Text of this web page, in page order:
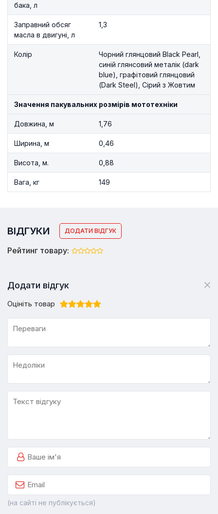
бака, л
Заправний обсяг
масла в двигуні, л
1,3
Колір
Чорний глянцовий Black Pearl,
синій глянсовий металік (dark
blue), графітовий глянцовий
(Dark Steel), Сірий з Жовтим
Значення пакувальних розмірів мототехніки
Довжина, м 1,76
Ширина, м 0,46
Висота, м. 0,88
Вага, кг 149
ВІДГУКИ ДОДАТИ ВІДГУК
Рейтинг товару:
Додати відгук
Оцініть товар
(на сайті не публікується)